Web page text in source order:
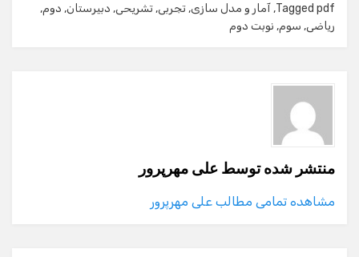
Tagged pdf
, آمار و مدل سازی, تجربی, تشریحی, دبیرستان, دوم,
ریاضی, سوم, نوبت دوم
منتشر شده توسطعلی مهرپرور
مشاهده تمامی مطالب علی مهرپرور